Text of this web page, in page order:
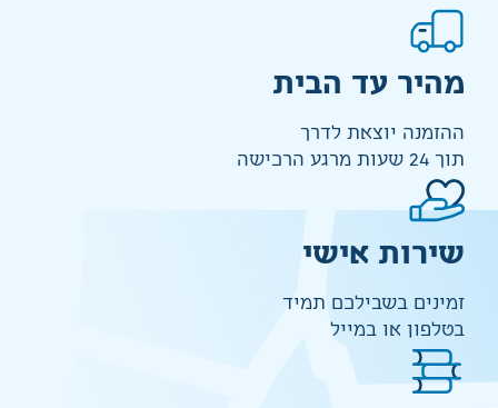
מהיר עד הבית
ההזמנה יוצאת לדרך
תוך 24 שעות מרגע הרכישה
שירות אישי
זמינים בשבילכם תמיד
בטלפון או במייל